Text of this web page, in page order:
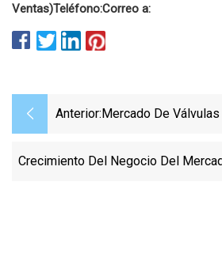
Ventas)Teléfono:Correo a:
Anterior: Mercado De
Estado Del Consumo
Crecimiento Del Negocio Del